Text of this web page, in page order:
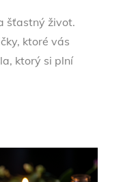
šťastný život.
ktoré vás
ktorý si plní